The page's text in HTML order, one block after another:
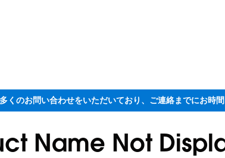
Name Not